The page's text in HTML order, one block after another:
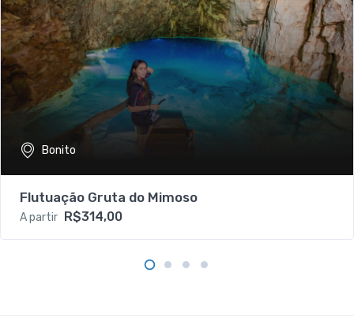
Bonito
Flutuação Gruta do Mimoso
A partir R$314,00